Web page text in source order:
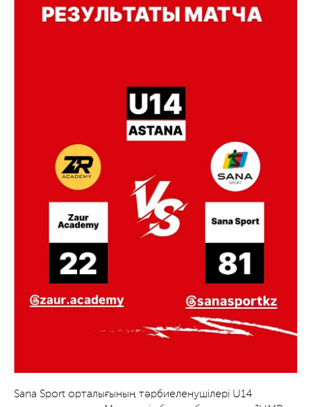
Sana Sport орталығының тәрбиеленушілері U14